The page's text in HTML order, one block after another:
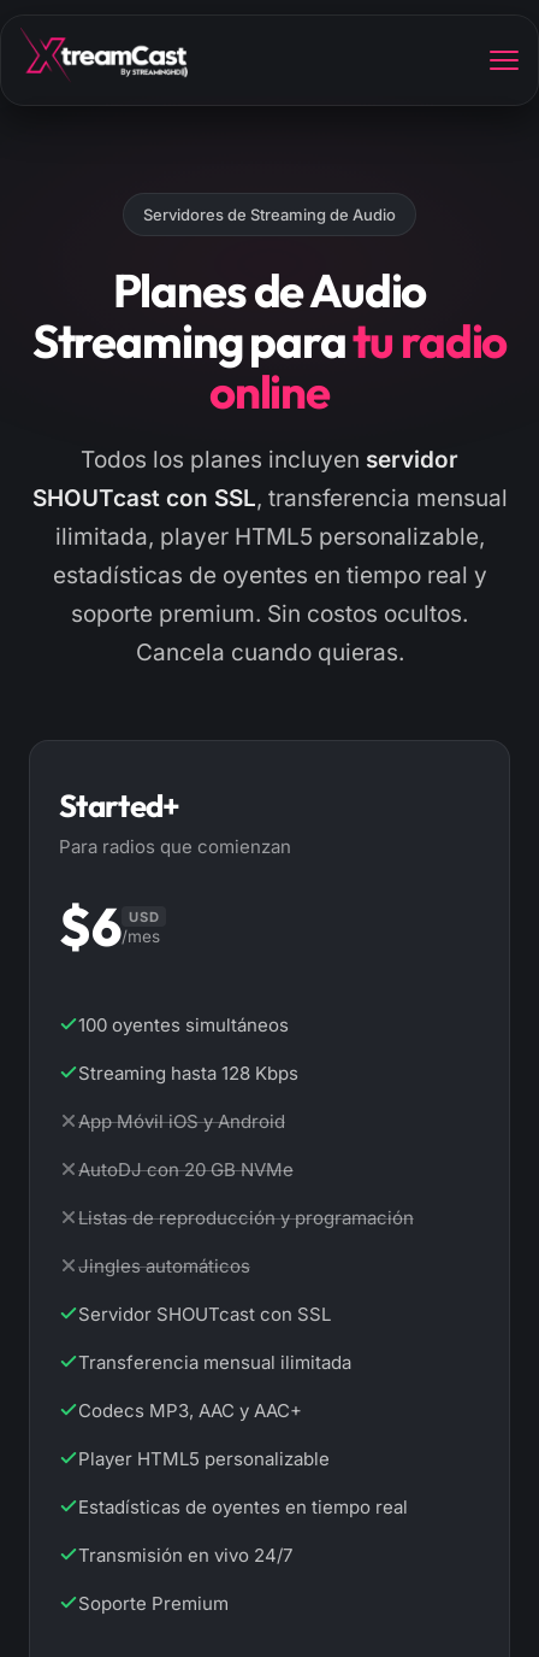
Servidores de Streaming de Audio
Planes de Audio
Streaming paratu radio
online
Todos los planes incluyen servidor
SHOUTcast con SSL, transferencia mensual
ilimitada, player HTML5 personalizable,
estadísticas de oyentes en tiempo real y
soporte premium. Sin costos ocultos.
Cancela cuando quieras.
Started+
Para radios que comienzan
$6 USD
/mes
100 oyentes simultáneos
Streaming hasta 128 Kbps
No incluida en este plan:
App Móvil iOS y Android
No incluida en este plan:
AutoDJ con 20 GB NVMe
No incluida en este plan:
Listas de reproducción y programación
No incluida en este plan:
Jingles automáticos
Servidor SHOUTcast con SSL
Transferencia mensual ilimitada
Codecs MP3, AAC y AAC+
Player HTML5 personalizable
Estadísticas de oyentes en tiempo real
Transmisión en vivo 24/7
Soporte Premium